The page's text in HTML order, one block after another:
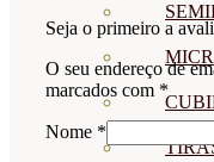
Seja o primeiro a
O seu endereço de
marcados com *
Nome *